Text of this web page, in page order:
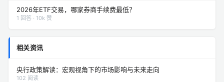
2026年ETF交易，哪家券商手续费最低？
1 回答 · 10k 赞
相关资讯
央行政策解读：宏观视角下的市场影响与未来走向
102 阅读